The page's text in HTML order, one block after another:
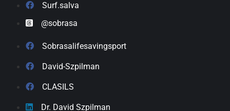
Surf.salva
@sobrasa
Sobrasalifesavingsport
David-Szpilman
CLASILS
Dr. David Szpilman